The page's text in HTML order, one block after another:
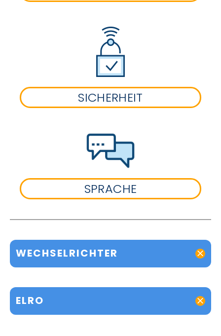
SICHERHEIT
SPRACHE
WECHSELRICHTER
ELRO